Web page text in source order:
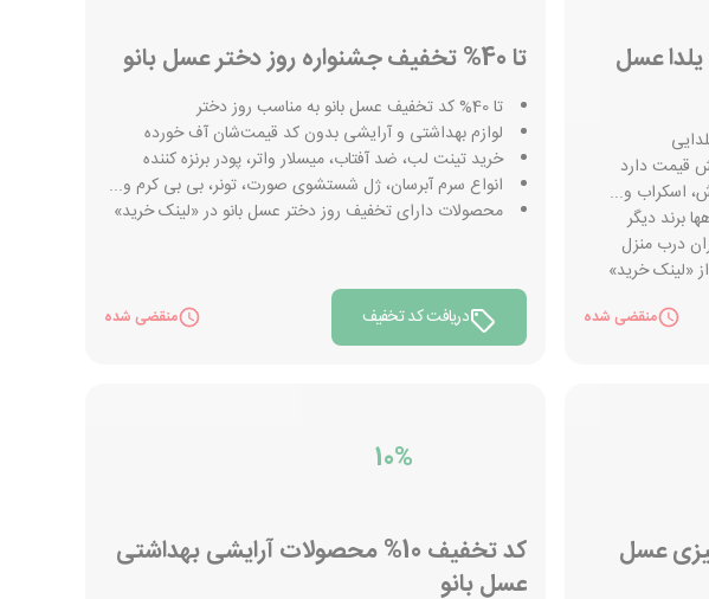
یلدا عسل
اسکراب و...
برند دیگر
درب منزل
«لینک خرید»
منقضی شده
تا 40% تخفیف جشنواره روز دختر عسل بانو
تا 40% کد تخفیف عسل بانو به مناسب روز دختر
لوازم بهداشتی و آرایشی بدون کد قیمت‌شان آف خورده
خرید تینت لب، ضد آفتاب، میسلار واتر، پودر برنزه کننده
انواع سرم آبرسان، ژل شستشوی صورت، تونر، بی بی کرم و...
محصولات دارای تخفیف روز دختر عسل بانو در «لینک خرید»
دریافت کد تخفیف منقضی شده
عسل
10%
کد تخفیف 10% محصولات آرایشی بهداشتی
عسل بانو